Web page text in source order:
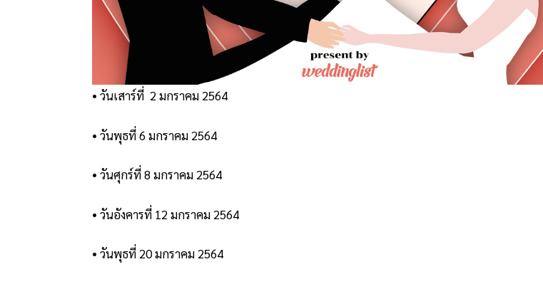
• วันเสาร์ที่ 2 มกราคม 2564
• วันพุธที่ 6 มกราคม 2564
• วันศุกร์ที่ 8 มกราคม 2564
• วันอังคารที่ 12 มกราคม 2564
• วันพุธที่ 20 มกราคม 2564